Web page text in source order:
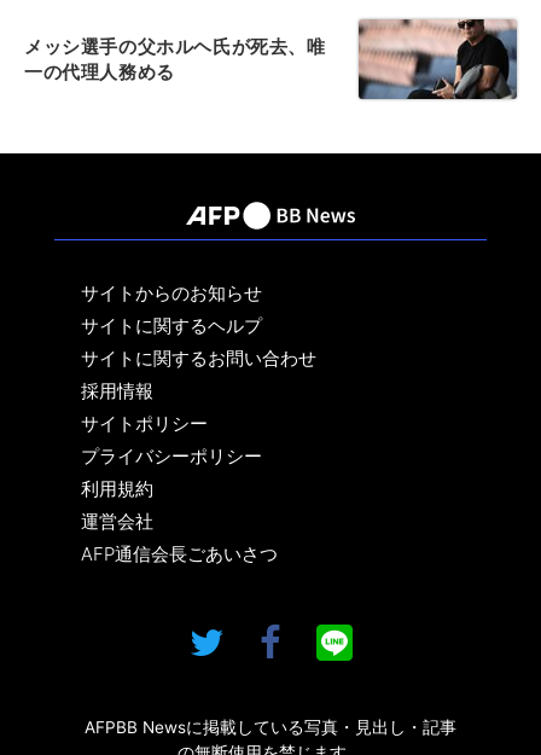
メッシ選手の父ホルヘ氏が死去、唯
一の代理人務める
サイトからのお知らせ
サイトに関するヘルプ
サイトに関するお問い合わせ
採用情報
サイトポリシー
プライバシーポリシー
利用規約
運営会社
AFP通信会長ごあいさつ
AFPBB Newsに掲載している写真・見出し・記事